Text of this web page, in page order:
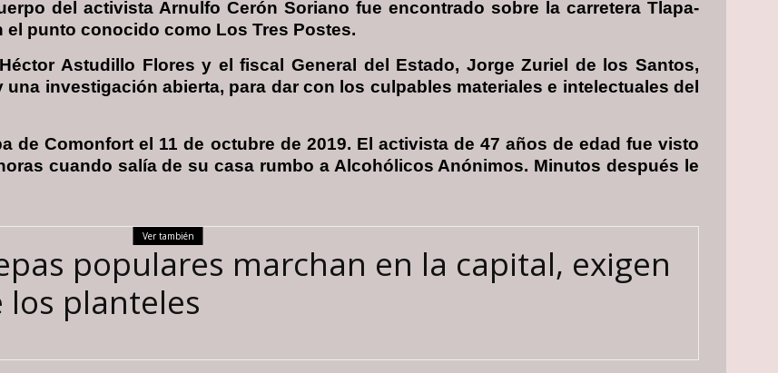
del activista Arnulfo Cerón Soriano fue encontrado sobre la carretera Tlapa-
punto conocido como Los Tres Postes.
Astudillo Flores y el fiscal General del Estado, Jorge Zuriel de los Santos,
investigación abierta, para dar con los culpables materiales e intelectuales del
de Comonfort el 11 de octubre de 2019. El activista de 47 años de edad fue visto
cuando salía de su casa rumbo a Alcohólicos Anónimos. Minutos después le
Ver también
populares marchan en la capital, exigen
los planteles